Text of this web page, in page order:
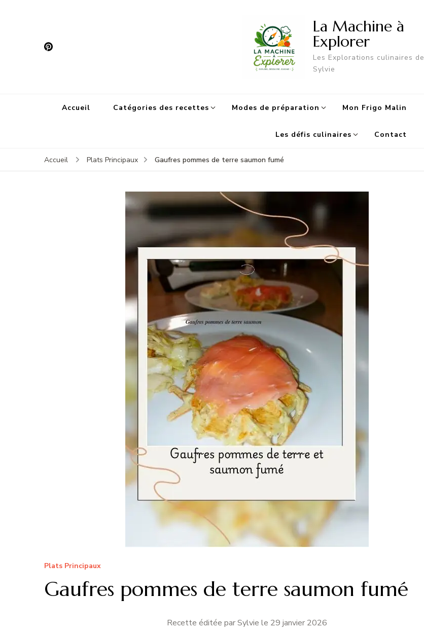
La Machine à
Explorer
Les Explorations culinaires de
Sylvie
Accueil Catégories des recettes Modes de préparation Mon Frigo Malin
Les défis culinaires Contact
Accueil Plats Principaux Gaufres pommes de terre saumon fumé
Plats Principaux
Gaufres pommes de terre saumon fumé
Recette éditée par Sylvie le 29 janvier 2026